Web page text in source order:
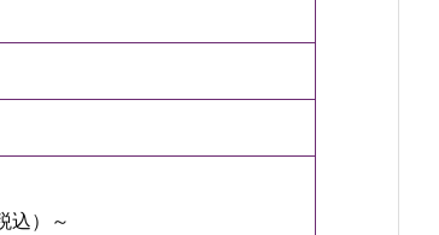
込）～